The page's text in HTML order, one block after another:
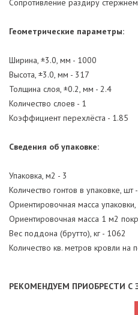
Сопротивление раздиру
Геометрические параметры:
Ширина, ±3.0, мм - 1000
Высота, ±3.0, мм - 317
Толщина слоя, ±0.2, мм - 2.4
Количество слоев - 1
Коэффициент перехлёста - 1.85
Сведения об упаковке:
Упаковка, м2 - 3
Количество гонтов в упаковке, шт
Ориентировочная масса упаковки,
Ориентировочная масса 1 м2
Вес поддона (брутто), кг - 1062
Количество кв. метров кровли на
РЕКОМЕНДУЕМ ПРИОБРЕСТИ С